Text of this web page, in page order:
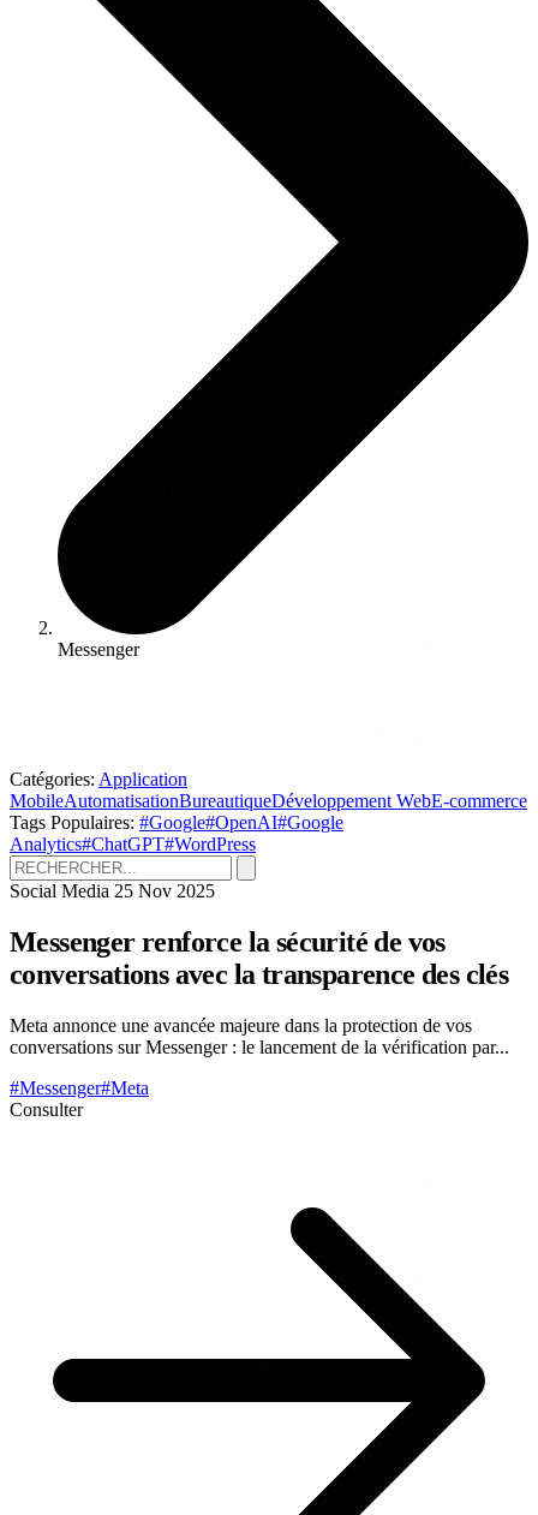
Messenger
Catégories: Application
MobileAutomatisationBureautiqueDéveloppement WebE-commerce
Tags Populaires: #Google#OpenAI#Google
Analytics#ChatGPT#WordPress
Social Media 25 Nov 2025
Messenger renforce la sécurité de vos
conversations avec la transparence des clés
Meta annonce une avancée majeure dans la protection de vos
conversations sur Messenger : le lancement de la vérification par...
#Messenger#Meta
Consulter